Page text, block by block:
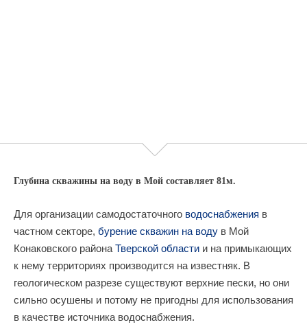
Глубина скважины на воду в Мой составляет 81м.
Для организации самодостаточного водоснабжения в
частном секторе, бурение скважин на воду в Мой
Конаковского района Тверской области и на примыкающих
к нему территориях производится на известняк. В
геологическом разрезе существуют верхние пески, но они
сильно осушены и потому не пригодны для использования
в качестве источника водоснабжения.